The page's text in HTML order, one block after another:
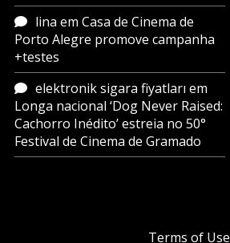
lina em Casa de Cinema de
Porto Alegre promove campanha
+testes
elektronik sigara fiyatları em
Longa nacional ‘Dog Never Raised:
Cachorro Inédito’ estreia no 50°
Festival de Cinema de Gramado
Terms of Use